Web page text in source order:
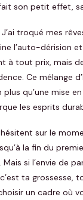
son petit effet,
troqué mes
l’auto-dérision
à tout prix, mais
Ce mélange
qu’une mise
les esprits
sur le
la fin du
si l’envie de
ta grossesse,
un cadre où